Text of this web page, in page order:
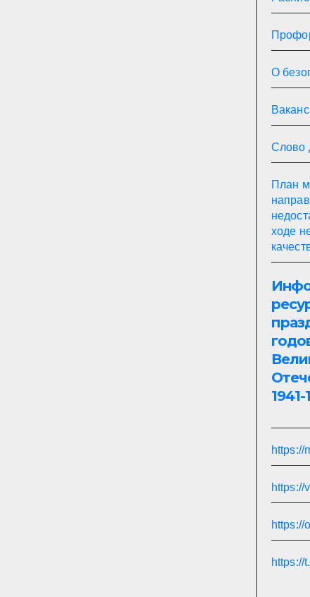
О
Слово
План
ходе
https://
https://
https://
https://